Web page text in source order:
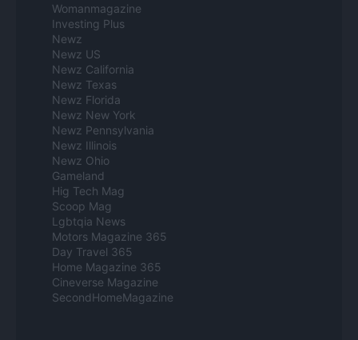
Womanmagazine
Investing Plus
Newz
Newz US
Newz California
Newz Texas
Newz Florida
Newz New York
Newz Pennsylvania
Newz Illinois
Newz Ohio
Gameland
Hig Tech Mag
Scoop Mag
Lgbtqia News
Motors Magazine 365
Day Travel 365
Home Magazine 365
Cineverse Magazine
SecondHomeMagazine